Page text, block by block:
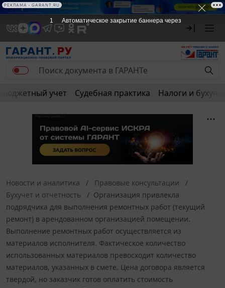
Бюджетный учет Судебная практика Налоги и
Новости и аналитика
Правовые консультации
Бухучет и отчетность
Организация привлекла
подрядчика для выполнения ремонтных работ (текущий
ремонт) в арендованном организацией помещении.
Выполнение ремонтных работ осуществляется из
материалов исполнителя. Фактическое количество
использованных материалов превосходит количество
материалов, указанных в смете. Цена договора является
твердой, но заказчик готов оплатить стоимость
1 Автоматическое закрытие баннера через
РЕКЛАМА • GARANT.RU